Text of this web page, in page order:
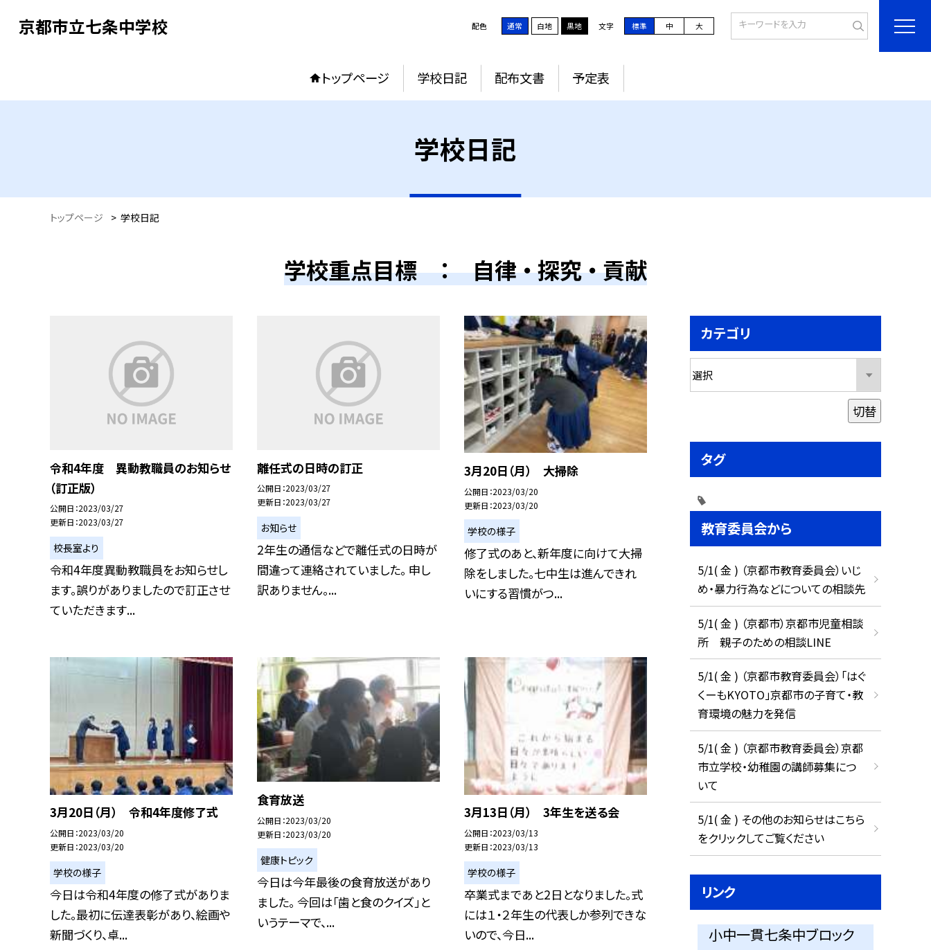
京都市立七条中学校 配色 通常 白地 黒地 文字 標準 中 大
トップページ 学校日記 配布文書 予定表
学校日記
トップページ > 学校日記
学校重点目標 ： 自律 ・ 探究 ・ 貢献
令和4年度 異動教職員のお知らせ
（訂正版）
公開日 2023/03/27
更新日 2023/03/27
校長室より
令和4年度異動教職員をお知らせし
ます。誤りがありましたので訂正させ
ていただきます...
離任式の日時の訂正
公開日 2023/03/27
更新日 2023/03/27
お知らせ
2年生の通信などで離任式の日時が
間違って連絡されていました。 申し
訳ありません。...
3月20日（月） 大掃除
公開日 2023/03/20
更新日 2023/03/20
学校の様子
修了式のあと、新年度に向けて大掃
除をしました。七中生は進んできれ
いにする習慣がつ...
3月20日（月） 令和4年度修了式
公開日 2023/03/20
更新日 2023/03/20
学校の様子
今日は令和4年度の修了式がありま
した。最初に伝達表彰があり、絵画や
新聞づくり、卓...
食育放送
公開日 2023/03/20
更新日 2023/03/20
健康トピック
今日は今年最後の食育放送があり
ました。 今回は「歯と食のクイズ」と
いうテーマで、...
3月13日（月） 3年生を送る会
公開日 2023/03/13
更新日 2023/03/13
学校の様子
卒業式まであと2日となりました。式
には１・２年生の代表しか参列できな
いので、今日...
カテゴリ
切替
タグ
教育委員会から
5/1( 金 ) （京都市教育委員会）いじ
め・暴力行為などについての相談先
5/1( 金 ) （京都市）京都市児童相談
所 親子のための相談LINE
5/1( 金 ) （京都市教育委員会）「はぐ
くーもKYOTO」京都市の子育て・教
育環境の魅力を発信
5/1( 金 ) （京都市教育委員会）京都
市立学校・幼稚園の講師募集につ
いて
5/1( 金 ) その他のお知らせはこちら
をクリックしてご覧ください
リンク
小中一貫七条中ブロック